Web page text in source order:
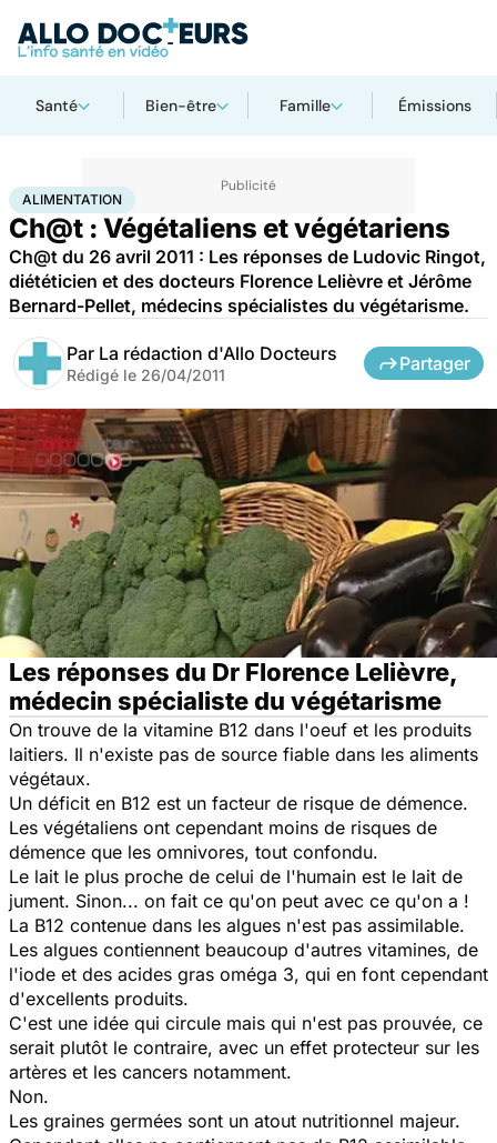
Santé Bien-être Famille Émissions
AccueilSantéMaladies Alimentation
ALIMENTATION
Ch@t : Végétaliens et végétariens
Ch@t du 26 avril 2011 : Les réponses de Ludovic Ringot,
diététicien et des docteurs Florence Lelièvre et Jérôme
Bernard-Pellet, médecins spécialistes du végétarisme.
Par La rédaction d'Allo Docteurs
Rédigé le 26/04/2011
Partager
Les réponses du Dr Florence Lelièvre,
médecin spécialiste du végétarisme
On trouve de la vitamine B12 dans l'oeuf et les produits
laitiers. Il n'existe pas de source fiable dans les aliments
végétaux.
Un déficit en B12 est un facteur de risque de démence.
Les végétaliens ont cependant moins de risques de
démence que les omnivores, tout confondu.
Le lait le plus proche de celui de l'humain est le lait de
jument. Sinon... on fait ce qu'on peut avec ce qu'on a !
La B12 contenue dans les algues n'est pas assimilable.
Les algues contiennent beaucoup d'autres vitamines, de
l'iode et des acides gras oméga 3, qui en font cependant
d'excellents produits.
C'est une idée qui circule mais qui n'est pas prouvée, ce
serait plutôt le contraire, avec un effet protecteur sur les
artères et les cancers notamment.
Non.
Les graines germées sont un atout nutritionnel majeur.